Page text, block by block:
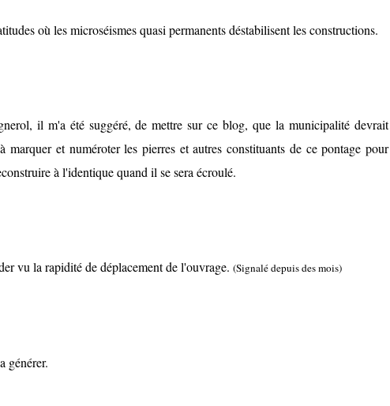
où les microséismes quasi permanents déstabilisent les constructions.
il m'a été suggéré, de mettre sur ce blog, que la municipalité devrait
marquer et numéroter les pierres et autres constituants de ce pontage pour
à l'identique quand il se sera écroulé.
vu la rapidité de déplacement de l'ouvrage. (Signalé depuis des mois)
générer.